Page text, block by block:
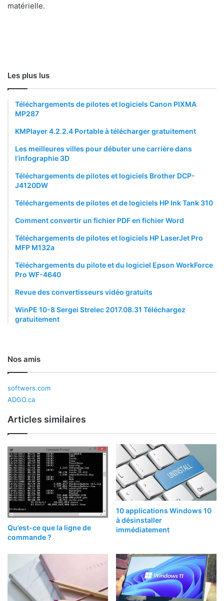
matérielle.
Les plus lus
Téléchargements de pilotes et logiciels Canon PIXMA
MP287
KMPlayer 4.2.2.4 Portable à télécharger gratuitement
Les meilleures villes pour débuter une carrière dans
l’infographie 3D
Téléchargements de pilotes et logiciels Brother DCP-
J4120DW
Téléchargements de pilotes et de logiciels HP Ink Tank 310
Comment convertir un fichier PDF en fichier Word
Téléchargements de pilotes et logiciels HP LaserJet Pro
MFP M132a
Téléchargements du pilote et du logiciel Epson WorkForce
Pro WF-4640
Revue des convertisseurs vidéo gratuits
WinPE 10-8 Sergei Strelec 2017.08.31 Téléchargez
gratuitement
Nos amis
softwers.com
ADGO.ca
Articles similaires
Qu’est-ce que la ligne de
commande ?
10 applications Windows 10
à désinstaller
immédiatement